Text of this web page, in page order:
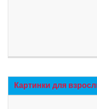
Картинки для